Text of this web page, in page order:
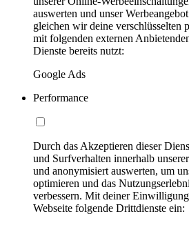
auswerten und unser
gleichen wir deine verschlüsselten
mit folgenden externen
Dienste bereits nutzt:
Google Ads
Performance
Durch das Akzeptieren dieser
und Surfverhalten innerhalb
und anonymisiert auswerten, um
optimieren und das
verbessern. Mit deiner
Webseite folgende Drittdienste ein: